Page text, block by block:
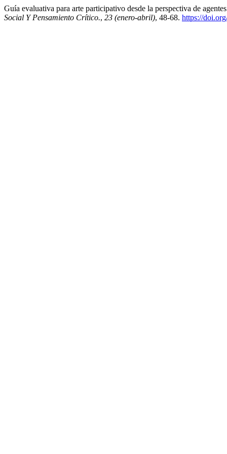
Guía evaluativa para arte participativo desde la perspectiva de
Social Y Pensamiento Crítico., 23 (enero-abril), 48-68. https://